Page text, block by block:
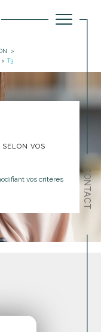
CONTACT
T3
VOS
vos critères